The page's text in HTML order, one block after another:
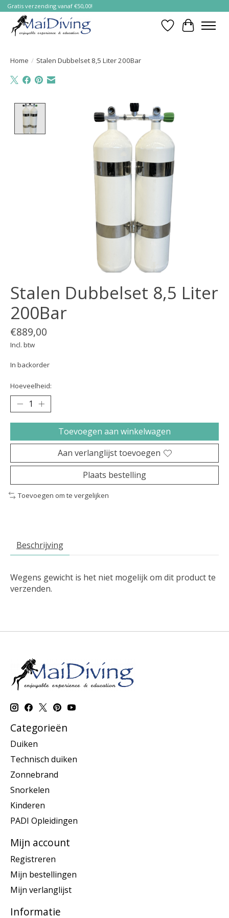
Gratis verzending vanaf €50,00!
Verlanglijst
Home / Stalen Dubbelset 8,5 Liter 200Bar
Product image slideshow Items
Stalen Dubbelset 8,5 Liter
200Bar
€889,00
Incl. btw
In backorder
Hoeveelheid:
Toevoegen aan winkelwagen
Aan verlanglijst toevoegen
Plaats bestelling
Toevoegen om te vergelijken
Beschrijving
Wegens gewicht is het niet mogelijk om dit product te
verzenden.
Categorieën
Duiken
Technisch duiken
Zonnebrand
Snorkelen
Kinderen
PADI Opleidingen
Mijn account
Registreren
Mijn bestellingen
Mijn verlanglijst
Informatie